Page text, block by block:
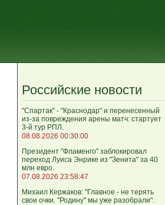
Российские новости
"Спартак" - "Краснодар" и перенесенный
из-за повреждения арены матч: стартует
3-й тур РПЛ.
08.08.2026 00:30:00
Президент "Фламенго" заблокировал
переход Луиса Энрике из "Зенита" за 40
млн евро.
07.08.2026 23:58:47
Михаил Кержаков: "Главное - не терять
свои очки. "Родину" мы уже разобрали".